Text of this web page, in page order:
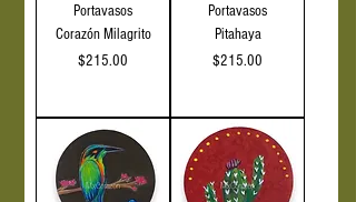
Portavasos
Corazón Milagrito
Precio
$215.00
Portavasos
Pitahaya
Precio
$215.00